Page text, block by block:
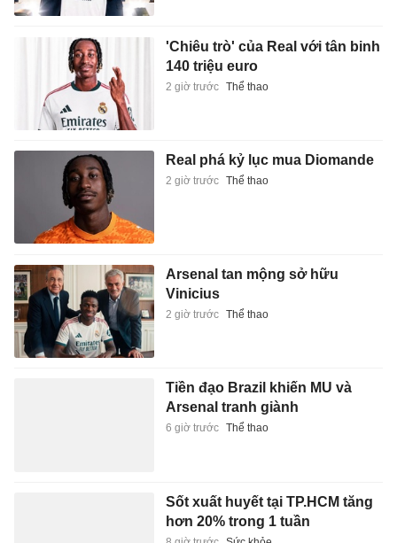
'Chiêu trò' của Real với tân binh
140 triệu euro
2 giờ trước Thể thao
Real phá kỷ lục mua Diomande
2 giờ trước Thể thao
Arsenal tan mộng sở hữu
Vinicius
2 giờ trước Thể thao
Tiền đạo Brazil khiến MU và
Arsenal tranh giành
6 giờ trước Thể thao
Sốt xuất huyết tại TP.HCM tăng
hơn 20% trong 1 tuần